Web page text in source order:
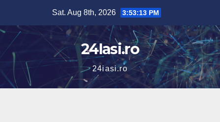
content
Sat. Aug 8th, 2026 3:53:14 PM
24Iasi.ro
24iasi.ro